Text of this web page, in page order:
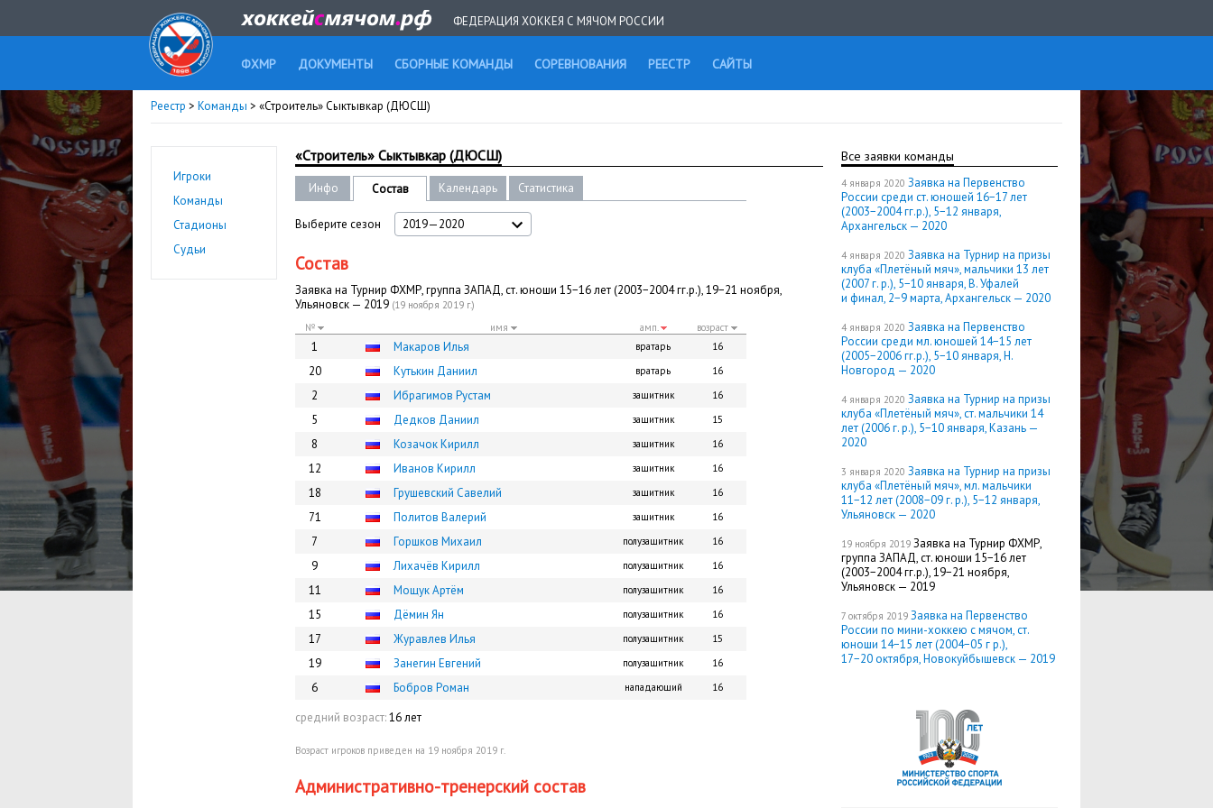
ФЕДЕРАЦИЯ ХОККЕЯ С МЯЧОМ РОССИИ
ФХМР ДОКУМЕНТЫ СБОРНЫЕ КОМАНДЫ СОРЕВНОВАНИЯ РЕЕСТР САЙТЫ
Реестр > Команды > «Строитель» Сыктывкар (ДЮСШ)
Игроки
Команды
Стадионы
Судьи
Все заявки команды
4 января 2020 Заявка на Первенство
России среди ст. юношей 16−17 лет
(2003−2004 гг.р.), 5−12 января,
Архангельск — 2020
4 января 2020 Заявка на Турнир на призы
клуба «Плетёный мяч», мальчики 13 лет
(2007 г. р.), 5−10 января, В. Уфалей
и финал, 2−9 марта, Архангельск — 2020
4 января 2020 Заявка на Первенство
России среди мл. юношей 14−15 лет
(2005−2006 гг.р.), 5−10 января, Н.
Новгород — 2020
4 января 2020 Заявка на Турнир на призы
клуба «Плетёный мяч», ст. мальчики 14
лет (2006 г. р.), 5−10 января, Казань —
2020
3 января 2020 Заявка на Турнир на призы
клуба «Плетёный мяч», мл. мальчики
11−12 лет (2008−09 г. р.), 5−12 января,
Ульяновск — 2020
19 ноября 2019 Заявка на Турнир ФХМР,
группа ЗАПАД, ст. юноши 15−16 лет
(2003−2004 гг.р.), 19−21 ноября,
Ульяновск — 2019
7 октября 2019 Заявка на Первенство
России по мини-хоккею с мячом, ст.
юноши 14−15 лет (2004−05 г р.),
17−20 октября, Новокуйбышевск — 2019
«Строитель» Сыктывкар (ДЮСШ)
Инфо Состав Календарь Статистика
Выберите сезон 2019—2020
Состав
Заявка на Турнир ФХМР, группа ЗАПАД, ст. юноши 15−16 лет (2003−2004 гг.р.), 19−21 ноября,
Ульяновск — 2019 (19 ноября 2019 г.)
№
имя амп. возраст
1 Макаров Илья вратарь 16
20 Кутькин Даниил вратарь 16
2 Ибрагимов Рустам защитник 16
5 Дедков Даниил защитник 15
8 Козачок Кирилл защитник 16
12 Иванов Кирилл защитник 16
18 Грушевский Савелий защитник 16
71 Политов Валерий защитник 16
7 Горшков Михаил полузащитник 16
9 Лихачёв Кирилл полузащитник 16
11 Мощук Артём полузащитник 16
15 Дёмин Ян полузащитник 16
17 Журавлев Илья полузащитник 15
19 Занегин Евгений полузащитник 16
6 Бобров Роман нападающий 16
средний возраст:16 лет
Возраст игроков приведен на 19 ноября 2019 г.
Административно-тренерский состав